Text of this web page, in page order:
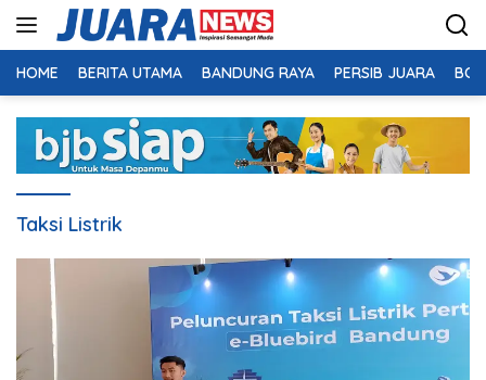
HOME BERITA UTAMA BANDUNG RAYA PERSIB JUARA
Taksi Listrik